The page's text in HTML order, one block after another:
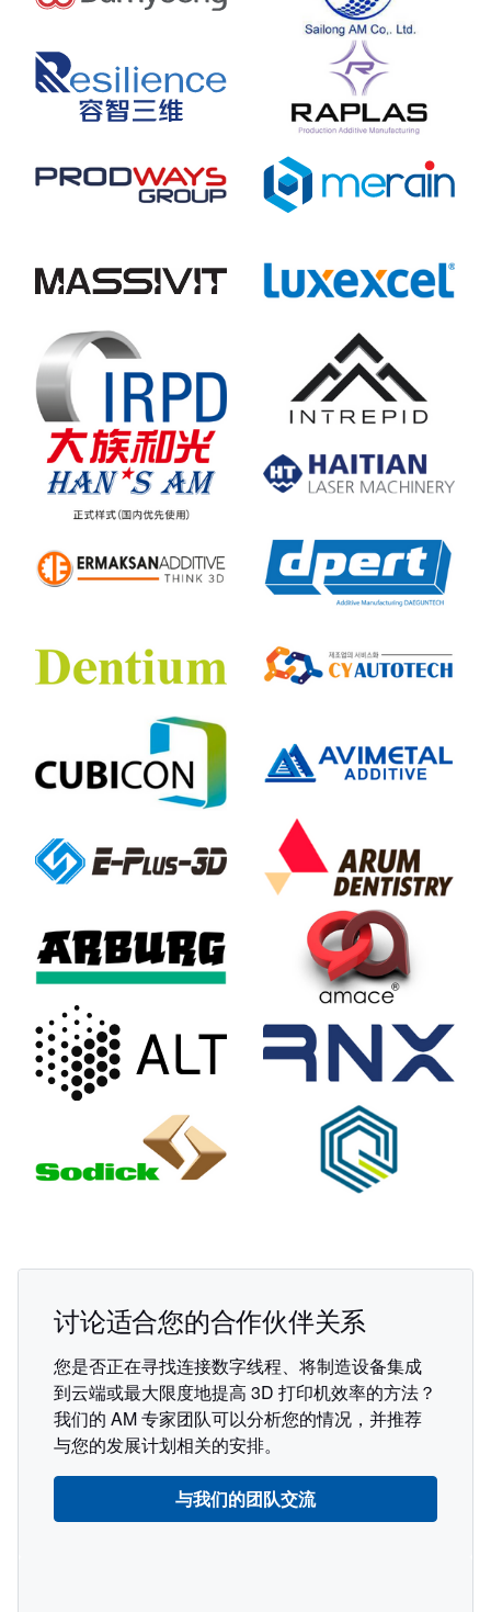
讨论适合您的合作伙伴关系
您是否正在寻找连接数字线程、将制造设备集成
到云端或最大限度地提高 3D 打印机效率的方法？
我们的 AM 专家团队可以分析您的情况，并推荐
与您的发展计划相关的安排。
与我们的团队交流